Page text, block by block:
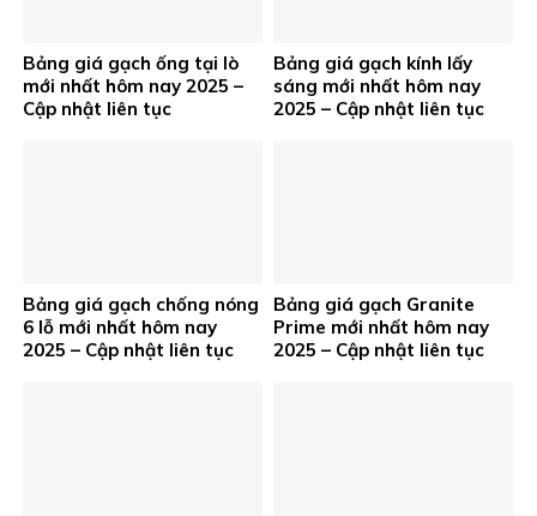
Bảng giá gạch ống tại lò
mới nhất hôm nay 2025 –
Cập nhật liên tục
Bảng giá gạch kính lấy
sáng mới nhất hôm nay
2025 – Cập nhật liên tục
Bảng giá gạch chống nóng
6 lỗ mới nhất hôm nay
2025 – Cập nhật liên tục
Bảng giá gạch Granite
Prime mới nhất hôm nay
2025 – Cập nhật liên tục